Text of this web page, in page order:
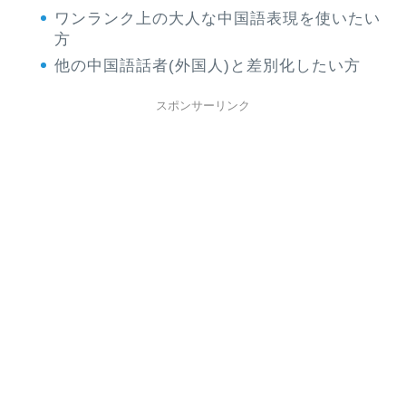
ワンランク上の大人な中国語表現を使いたい
方
他の中国語話者(外国人)と差別化したい方
スポンサーリンク